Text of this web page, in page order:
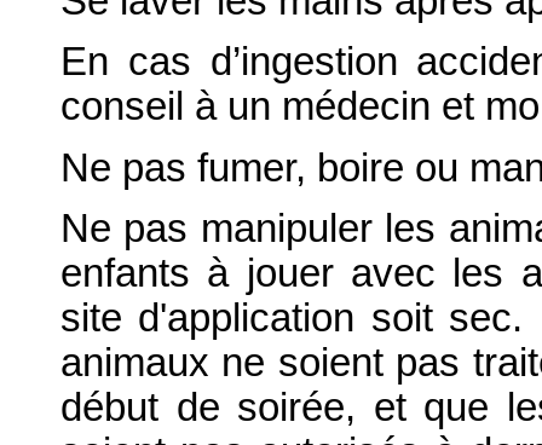
En cas d’ingestion
conseil à un médecin et
Ne pas fumer, boire ou
Ne pas manipuler les
enfants à jouer avec les
site d'application soit
animaux ne soient pas
début de soirée, et que